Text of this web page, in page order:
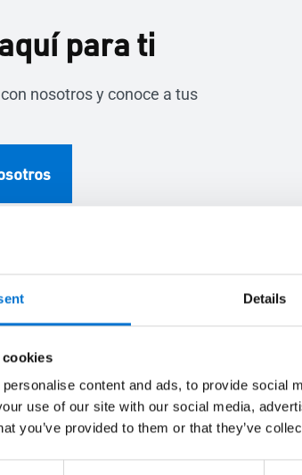
Details
content and ads, to provide social
use of our site with our social media,
you’ve provided to them or that they’ve
para ti
nosotros y conoce a tus
el proyecto
guiará paso a paso en cada fase del proyecto.